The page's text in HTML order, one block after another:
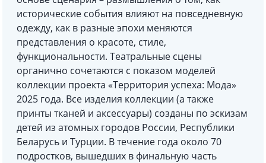
исторические события влияют на повседневную
одежду, как в разные эпохи меняются
представления о красоте, стиле,
функциональности. Театральные сцены
органично сочетаются с показом моделей
коллекции проекта «Территория успеха: Мода»
2025 года. Все изделия коллекции (а также
принты тканей и аксессуары) созданы по эскизам
детей из атомных городов России, Республики
Беларусь и Турции. В течение года около 70
подростков, вышедших в финальную часть